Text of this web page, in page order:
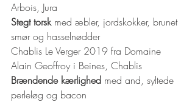
Arbois, Jura
Stegt torsk med æbler, jordskokker, brunet
smør og hasselnødder
Chablis Le Verger 2019 fra Domaine
Alain Geoffroy i Beines, Chablis
Brændende kærlighed med and, syltede
perleløg og bacon